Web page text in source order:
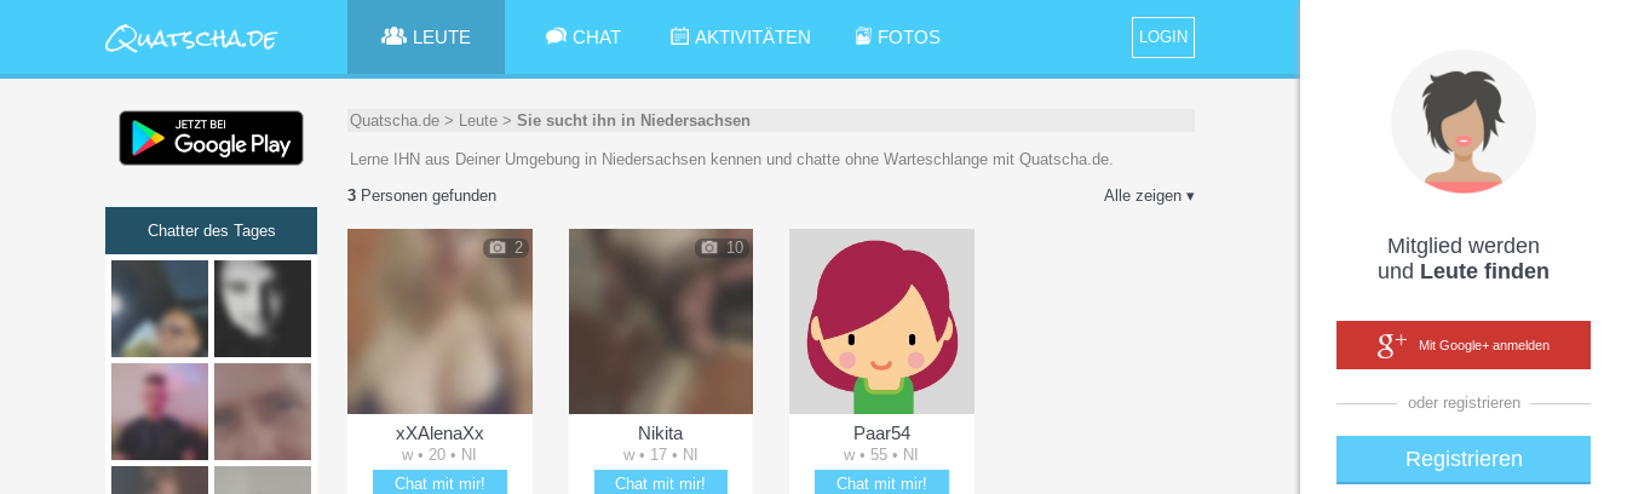
Mitglied werden
und Leute finden
Mit Google+ anmelden
oder registrieren
Registrieren
LOGIN
LEUTE CHAT AKTIVITÄTEN FOTOS
Chatter des Tages
Quatscha.de > Leute > Sie sucht ihn in Niedersachsen
Lerne IHN aus Deiner Umgebung in Niedersachsen kennen und chatte ohne Warteschlange mit Quatscha.de.
Alle zeigen ▾
3 Personen gefunden
2
xXAlenaXx
w • 20 • NI
Chat mit mir!
10
Nikita
w • 17 • NI
Chat mit mir!
Paar54
w • 55 • NI
Chat mit mir!